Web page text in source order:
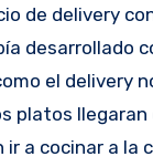
de delivery
desarrollado
el delivery
platos llegaran
ir a cocinar a la